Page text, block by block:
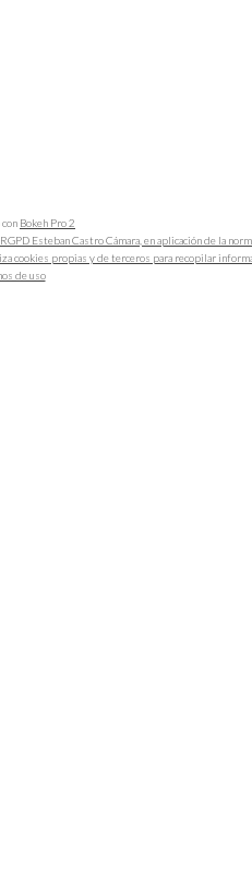
Bokeh Pro 2
Esteban Castro Cámara, en aplicación de la
propias y de terceros para recopilar
de uso